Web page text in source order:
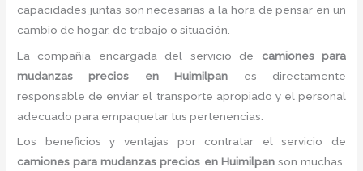
capacidades juntas son necesarias a la hora de pensar en un
cambio de hogar, de trabajo o situación.
La compañía encargada del servicio de camiones para
mudanzas precios en Huimilpan es directamente
responsable de enviar el transporte apropiado y el personal
adecuado para empaquetar tus pertenencias.
Los beneficios y ventajas por contratar el servicio de
camiones para mudanzas precios en Huimilpan son muchas,